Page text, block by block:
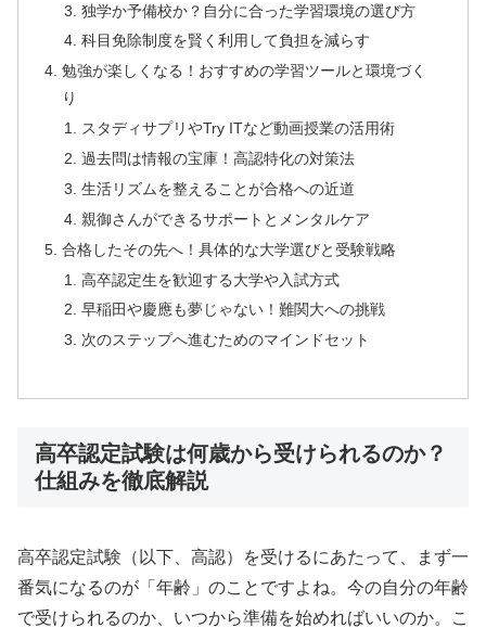
独学か予備校か？自分に合った学習環境の選び方
科目免除制度を賢く利用して負担を減らす
勉強が楽しくなる！おすすめの学習ツールと環境づく
り
スタディサプリやTry ITなど動画授業の活用術
過去問は情報の宝庫！高認特化の対策法
生活リズムを整えることが合格への近道
親御さんができるサポートとメンタルケア
合格したその先へ！具体的な大学選びと受験戦略
高卒認定生を歓迎する大学や入試方式
早稲田や慶應も夢じゃない！難関大への挑戦
次のステップへ進むためのマインドセット
高卒認定試験は何歳から受けられるのか？
仕組みを徹底解説
高卒認定試験（以下、高認）を受けるにあたって、まず一
番気になるのが「年齢」のことですよね。今の自分の年齢
で受けられるのか、いつから準備を始めればいいのか。こ